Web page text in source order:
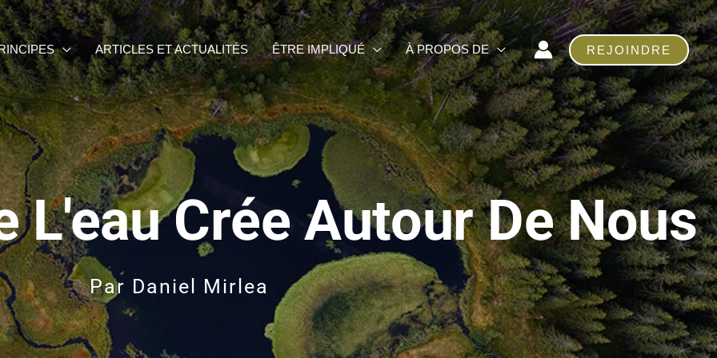
ARTICLES ET ACTUALITÉS ÊTRE IMPLIQUÉ À PROPOS DE REJOINDRE
L'eau Crée Autour De Nous
Par Daniel Mirlea